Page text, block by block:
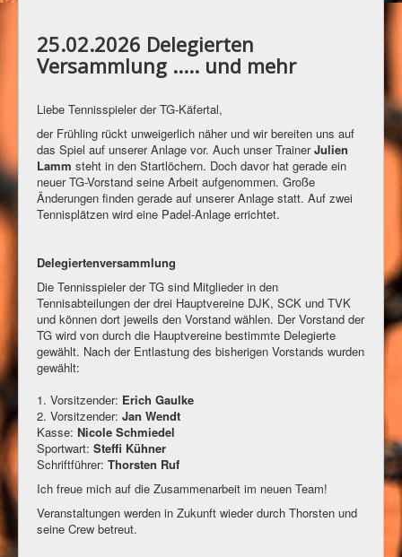
25.02.2026 Delegierten
Versammlung ..... und mehr
Liebe Tennisspieler der TG-Käfertal,
der Frühling rückt unweigerlich näher und wir bereiten uns auf
das Spiel auf unserer Anlage vor. Auch unser TrainerJulien
Lamm steht in den Startlöchern. Doch davor hat gerade ein
neuer TG-Vorstand seine Arbeit aufgenommen. Große
Änderungen finden gerade auf unserer Anlage statt. Auf zwei
Tennisplätzen wird eine Padel-Anlage errichtet.
Delegiertenversammlung
Die Tennisspieler der TG sind Mitglieder in den
Tennisabteilungen der drei Hauptvereine DJK, SCK und TVK
und können dort jeweils den Vorstand wählen. Der Vorstand der
TG wird von durch die Hauptvereine bestimmte Delegierte
gewählt. Nach der Entlastung des bisherigen Vorstands wurden
gewählt:
1. Vorsitzender: Erich Gaulke
2. Vorsitzender: Jan Wendt
Kasse: Nicole Schmiedel
Sportwart: Steffi Kühner
Schriftführer: Thorsten Ruf
Ich freue mich auf die Zusammenarbeit im neuen Team!
Veranstaltungen werden in Zukunft wieder durch Thorsten und
seine Crew betreut.